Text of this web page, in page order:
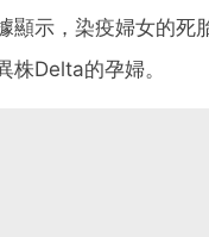
顯示，染疫婦女的死
株Delta的孕婦。